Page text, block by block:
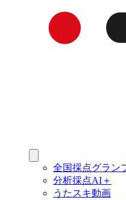
全国採点グラン
分析採点AI＋
うたスキ動画